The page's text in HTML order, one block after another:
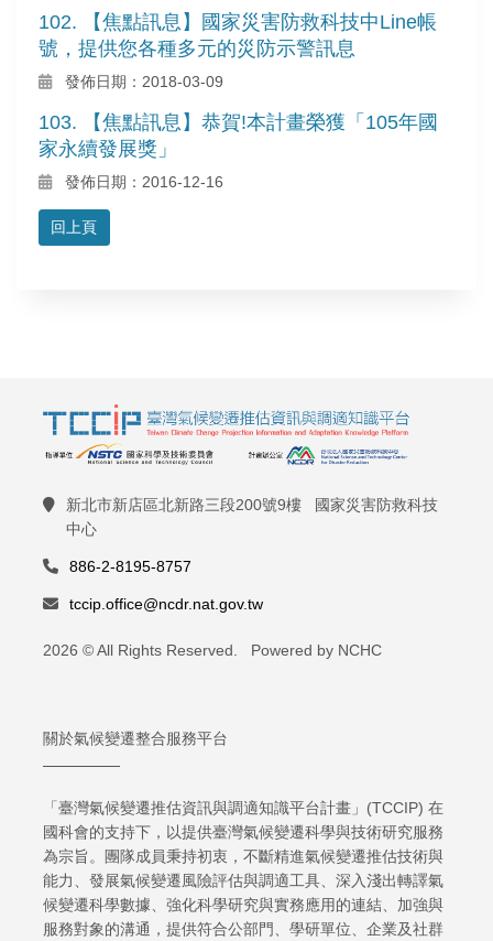
102. 【焦點訊息】國家災害防救科技中Line帳
號，提供您各種多元的災防示警訊息
發佈日期：2018-03-09
103. 【焦點訊息】恭賀!本計畫榮獲「105年國
家永續發展獎」
發佈日期：2016-12-16
回上頁
新北市新店區北新路三段200號9樓 國家災害防救科技
中心
886-2-8195-8757
tccip.office@ncdr.nat.gov.tw
2026 © All Rights Reserved. Powered by NCHC
關於氣候變遷整合服務平台
「臺灣氣候變遷推估資訊與調適知識平台計畫」(TCCIP) 在
國科會的支持下，以提供臺灣氣候變遷科學與技術研究服務
為宗旨。團隊成員秉持初衷，不斷精進氣候變遷推估技術與
能力、發展氣候變遷風險評估與調適工具、深入淺出轉譯氣
候變遷科學數據、強化科學研究與實務應用的連結、加強與
服務對象的溝通，提供符合公部門、學研單位、企業及社群